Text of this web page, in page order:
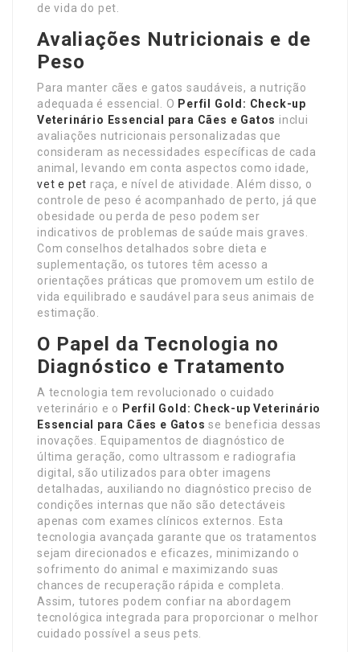
de vida do pet.
Avaliações Nutricionais e de
Peso
Para manter cães e gatos saudáveis, a nutrição
adequada é essencial. O Perfil Gold: Check-up
Veterinário Essencial para Cães e Gatos inclui
avaliações nutricionais personalizadas que
consideram as necessidades específicas de cada
animal, levando em conta aspectos como idade,
vet e pet raça, e nível de atividade. Além disso, o
controle de peso é acompanhado de perto, já que
obesidade ou perda de peso podem ser
indicativos de problemas de saúde mais graves.
Com conselhos detalhados sobre dieta e
suplementação, os tutores têm acesso a
orientações práticas que promovem um estilo de
vida equilibrado e saudável para seus animais de
estimação.
O Papel da Tecnologia no
Diagnóstico e Tratamento
A tecnologia tem revolucionado o cuidado
veterinário e o Perfil Gold: Check-up Veterinário
Essencial para Cães e Gatos se beneficia dessas
inovações. Equipamentos de diagnóstico de
última geração, como ultrassom e radiografia
digital, são utilizados para obter imagens
detalhadas, auxiliando no diagnóstico preciso de
condições internas que não são detectáveis
apenas com exames clínicos externos. Esta
tecnologia avançada garante que os tratamentos
sejam direcionados e eficazes, minimizando o
sofrimento do animal e maximizando suas
chances de recuperação rápida e completa.
Assim, tutores podem confiar na abordagem
tecnológica integrada para proporcionar o melhor
cuidado possível a seus pets.